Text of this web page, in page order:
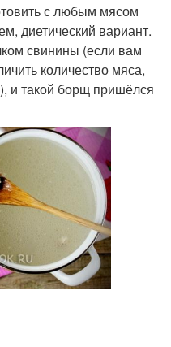
с любым мясом
диетический вариант.
свинины (если вам
количество мяса,
и такой борщ пришёлся